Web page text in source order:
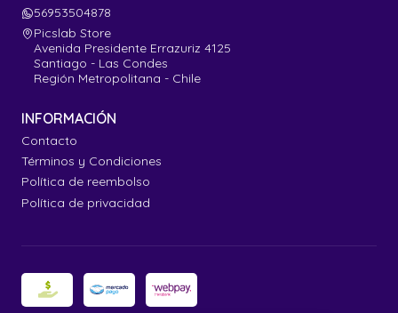
56953504878
Picslab Store
Avenida Presidente Errazuriz 4125
Santiago - Las Condes
Región Metropolitana - Chile
INFORMACIÓN
Contacto
Términos y Condiciones
Política de reembolso
Política de privacidad